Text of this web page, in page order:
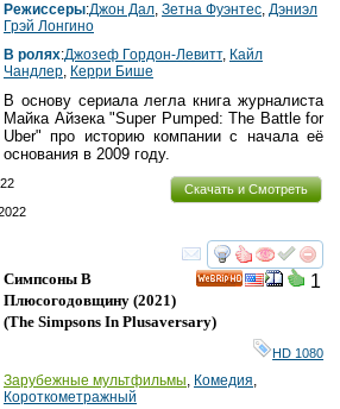
Режиссеры:Джон Дал, Зетна Фуэнтес, Дэниэл
Грэй Лонгино
В ролях:Джозеф Гордон-Левитт, Кайл
Чандлер, Керри Бише
В основу сериала легла книга журналиста
Майка Айзека "Super Pumped: The Battle for
Uber" про историю компании с начала её
основания в 2009 году.
Скачать и Смотреть
смотреть
1
Симпсоны В
Плюсогодовщину (2021)
(The Simpsons In Plusaversary)
HD 1080
Зарубежные мультфильмы, Комедия,
Короткометражный